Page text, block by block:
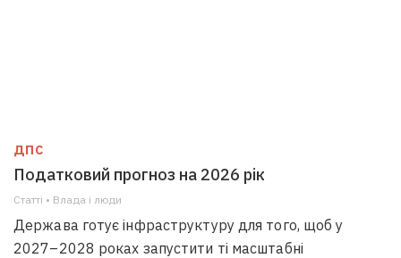
ДПС
Податковий прогноз на 2026 рік
Статті • Влада i люди
Держава готує інфраструктуру для того, щоб у
2027–2028 роках запустити ті масштабні